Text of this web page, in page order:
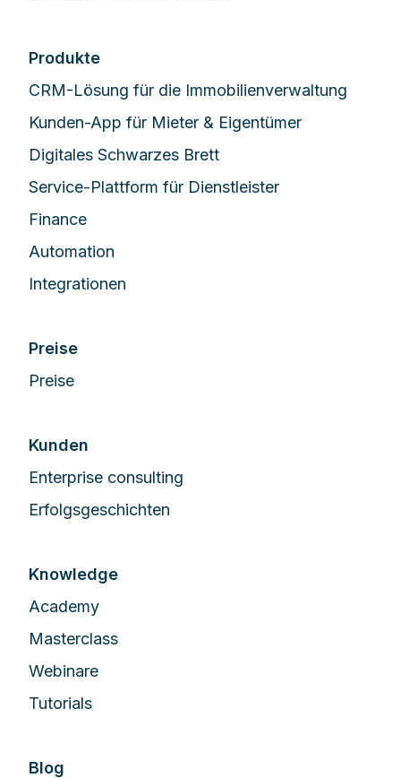
Produkte
CRM-Lösung für die Immobilienverwaltung
Kunden-App für Mieter & Eigentümer
Digitales Schwarzes Brett
Service-Plattform für Dienstleister
Finance
Automation
Integrationen
Preise
Preise
Kunden
Enterprise сonsulting
Erfolgsgeschichten
Knowledge
Academy
Masterclass
Webinare
Tutorials
Blog